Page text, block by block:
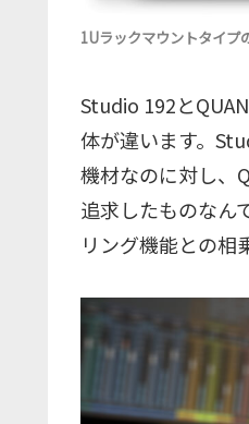
1Uラックマウントタイプ
Studio 192と
体が違います。
機材なのに対し、
追求したものなん
リング機能との相